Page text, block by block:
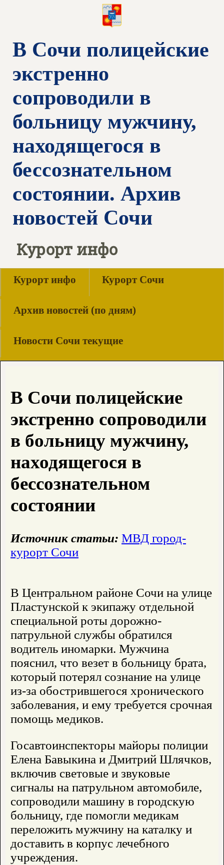
В Сочи полицейские
экстренно
сопроводили в
больницу мужчину,
находящегося в
бессознательном
состоянии. Архив
новостей Сочи
Курорт инфо
Курорт инфо Курорт Сочи
Архив новостей (по дням)
Новости Сочи текущие
В Сочи полицейские
экстренно сопроводили
в больницу мужчину,
находящегося в
бессознательном
состоянии
Источник статьи: МВД город-
курорт Сочи
В Центральном районе Сочи на улице
Пластунской к экипажу отдельной
специальной роты дорожно-
патрульной службы обратился
водитель иномарки. Мужчина
пояснил, что везет в больницу брата,
который потерял сознание на улице
из-за обострившегося хронического
заболевания, и ему требуется срочная
помощь медиков.
Госавтоинспекторы майоры полиции
Елена Бавыкина и Дмитрий Шлячков,
включив световые и звуковые
сигналы на патрульном автомобиле,
сопроводили машину в городскую
больницу, где помогли медикам
переложить мужчину на каталку и
доставить в корпус лечебного
учреждения.